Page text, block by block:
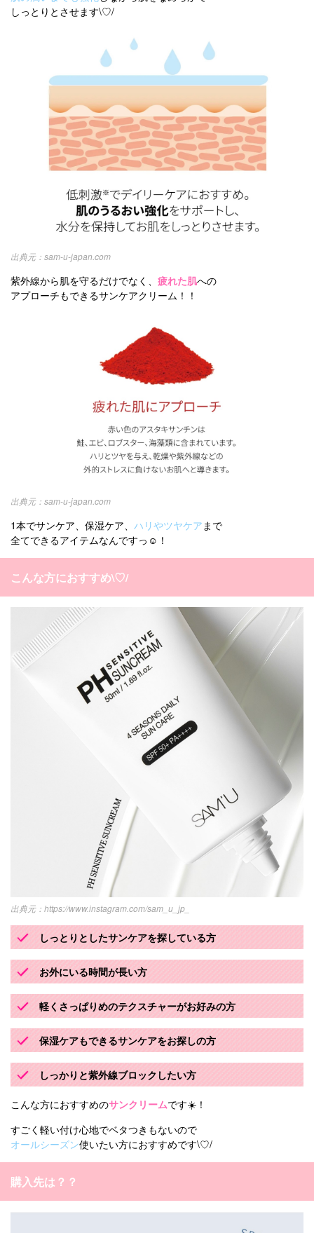
しっとりとさせます\♡/
sam-u-japan.com
紫外線から肌を守るだけでなく、 疲れた肌への
アプローチもできるサンケアクリーム！！
sam-u-japan.com
1本でサンケア、保湿ケア、 ハリやツヤケアまで
全てできるアイテムなんですっ☺️！
こんな方におすすめ\♡/
https://www.instagram.com/sam_u_jp_
しっとりとしたサンケアを探している方
お外にいる時間が長い方
軽くさっぱりめのテクスチャーがお好みの方
保湿ケアもできるサンケアをお探しの方
しっかりと紫外線ブロックしたい方
こんな方におすすめのサンクリームです☀️！
すごく軽い付け心地でベタつきもないので
オールシーズン使いたい方におすすめです\♡/
購入先は？？